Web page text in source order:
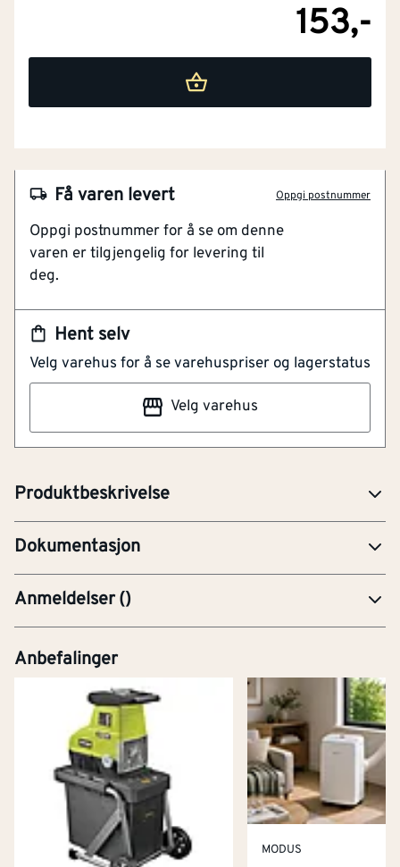
153,-
Hent selv
Velg varehus for å se varehuspriser og lagerstatus
Velg varehus
Få varen levert Oppgi postnummer
Oppgi postnummer for å se om denne
varen er tilgjengelig for levering til
deg.
Produktbeskrivelse
Artikkelnummer 101164622
Tilpasset Silencio Thermo
Varmefordelingsplater for Silencio Thermo.Benyttes
Dokumentasjon
PRE-Produktdatablad
Anmeldelser()
Anbefalinger
MODUS